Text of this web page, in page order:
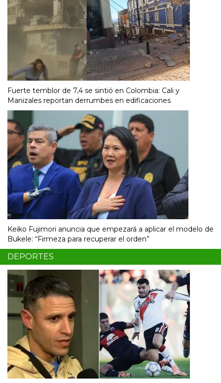
Fuerte temblor de 7,4 se sintió en Colombia: Cali y
Manizales reportan derrumbes en edificaciones
Keiko Fujimori anuncia que empezará a aplicar el modelo de
Bukele: “Firmeza para recuperar el orden”
DEPORTES